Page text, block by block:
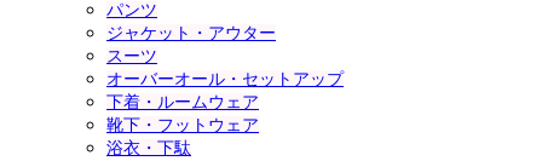
パンツ
ジャケット・アウター
スーツ
オーバーオール・セットアップ
下着・ルームウェア
靴下・フットウェア
浴衣・下駄